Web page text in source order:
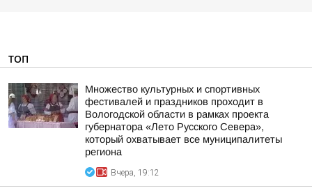
ТОП
Множество культурных и спортивных
фестивалей и праздников проходит в
Вологодской области в рамках проекта
губернатора «Лето Русского Севера»,
который охватывает все муниципалитеты
региона
Вчера, 19:12